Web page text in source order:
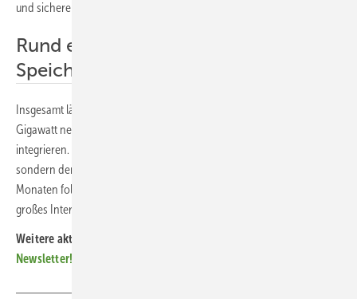
und sicherer Netzbetrieb lassen sich zusammenbringen.“
Rund ein Gigawatt zusätzliche
Speicherleistung möglich
Insgesamt lässt sich nach Angaben der LVN auf diese Weise rund ein
Gigawatt netzneutrale Speicherleistung in das bestehende Netz
integrieren. Der Speicher in Balzhausen sei bewusst kein Einzelprojekt,
sondern der Startpunkt für weitere Anlagen, die in den kommenden
Monaten folgen sollen. Die LVN verzeichnet nach eigenen Angaben
großes Interesse an entsprechenden Anschlussanfragen. (nhp)
Weitere aktuelle News?
Newsletter!